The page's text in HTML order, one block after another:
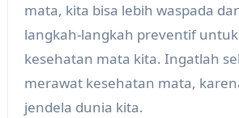
mata, kita bisa lebih waspada
langkah-langkah preventif
kesehatan mata kita. Ingatlah
merawat kesehatan mata,
jendela dunia kita.